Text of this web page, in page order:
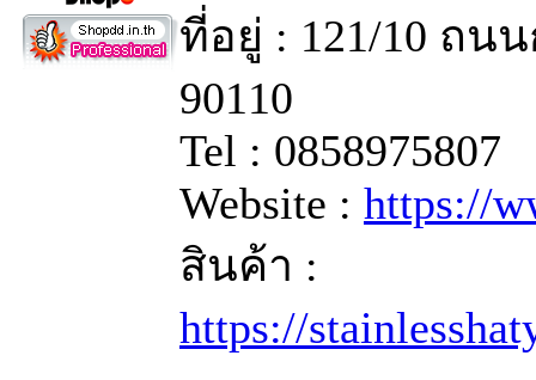
ที่อยู่ : 121/10 ถ
90110
Tel : 0858975807
Website : https://
สินค้า :
https://